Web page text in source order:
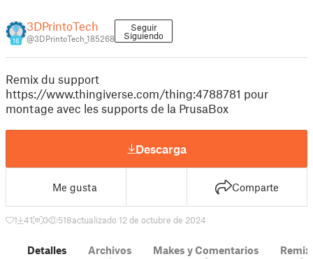
16
3DPrintoTech
@3DPrintoTech_185268
Seguir
Siguiendo
Remix du support
https://www.thingiverse.com/thing:4788781 pour
montage avec les supports de la PrusaBox
Descarga
Me gusta Comparte
1 41 0 518actualizado 12 de octubre de 2024
Detalles Archivos Makes y Comentarios